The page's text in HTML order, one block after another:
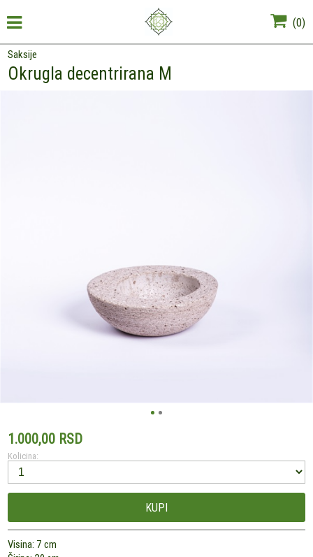
(0)
Saksije
Okrugla decentrirana M
1.000,00 RSD
Kolicina:
KUPI
Visina: 7 cm